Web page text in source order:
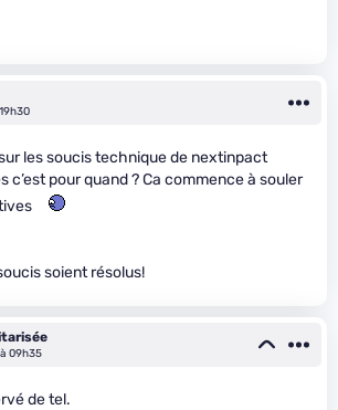
les soucis technique de nextinpact
c’est pour quand ? Ca commence à souler
soient résolus!
09h35
de tel.